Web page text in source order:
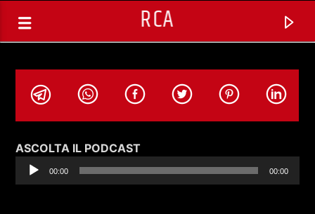
RCA
ASCOLTA IL PODCAST
Player
00:00 00:00